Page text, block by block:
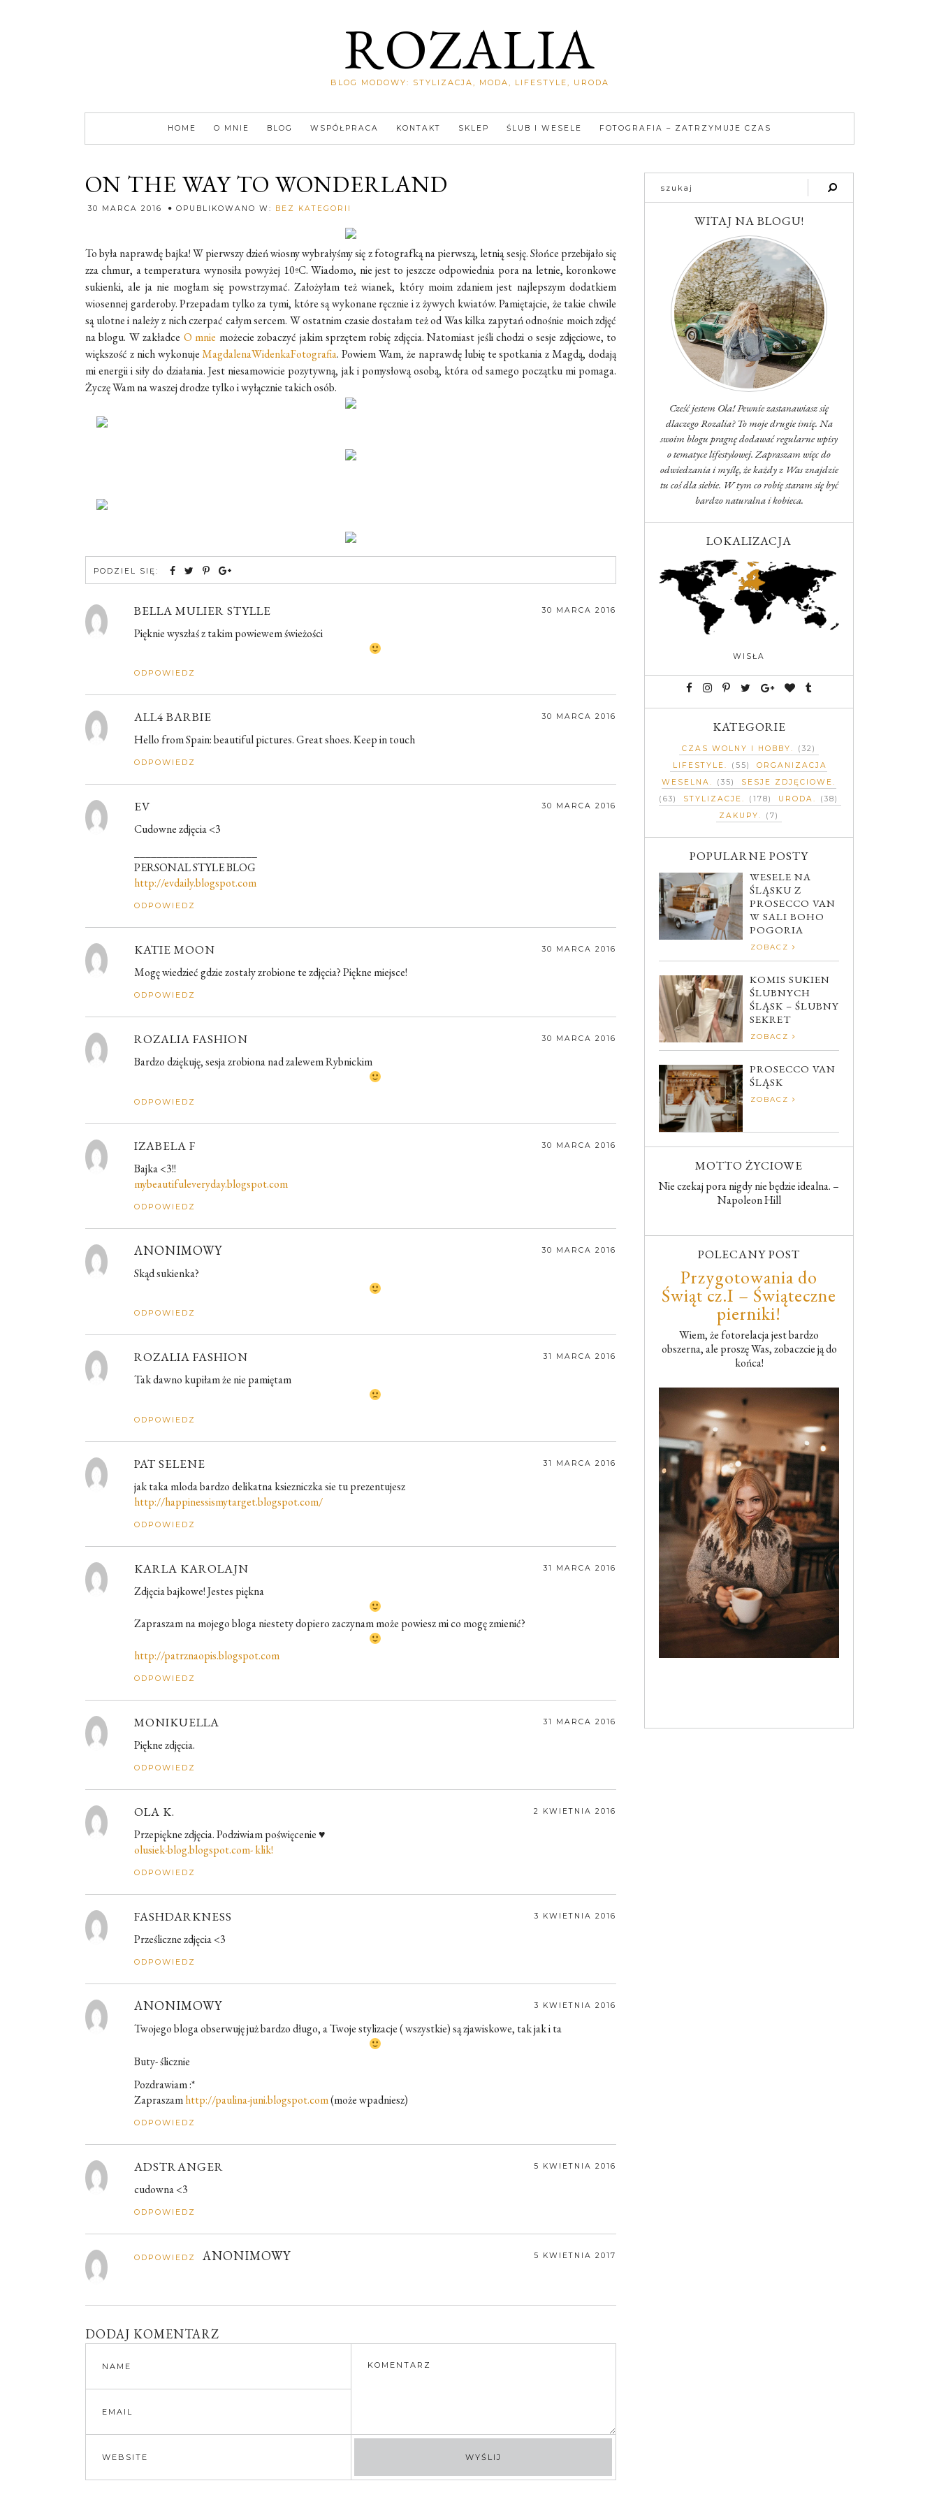
ROZALIA
BLOG MODOWY: STYLIZACJA, MODA, LIFESTYLE, URODA
HOME O MNIE BLOG WSPÓŁPRACA KONTAKT SKLEP ŚLUB I WESELE FOTOGRAFIA – ZATRZYMUJE CZAS
ON THE WAY TO WONDERLAND
30 MARCA 2016 OPUBLIKOWANO W: BEZ KATEGORII
To była naprawdę bajka! W pierwszy dzień wiosny wybrałyśmy się z fotografką na pierwszą, letnią sesję. Słońce przebijało się
zza chmur, a temperatura wynosiła powyżej 10ºC. Wiadomo, nie jest to jeszcze odpowiednia pora na letnie, koronkowe
sukienki, ale ja nie mogłam się powstrzymać. Założyłam też wianek, który moim zdaniem jest najlepszym dodatkiem
wiosennej garderoby. Przepadam tylko za tymi, które są wykonane ręcznie i z żywych kwiatów. Pamiętajcie, że takie chwile
są ulotne i należy z nich czerpać całym sercem. W ostatnim czasie dostałam też od Was kilka zapytań odnośnie moich zdjęć
na blogu. W zakładce O mnie możecie zobaczyć jakim sprzętem robię zdjęcia. Natomiast jeśli chodzi o sesje zdjęciowe, to
większość z nich wykonujeMagdalenaWidenkaFotografia. Powiem Wam, że naprawdę lubię te spotkania z Magdą, dodają
mi energii i siły do działania. Jest niesamowicie pozytywną, jak i pomysłową osobą, która od samego początku mi pomaga.
Życzę Wam na waszej drodze tylko i wyłącznie takich osób.
PODZIEL SIĘ:
BELLA MULIER STYLLE 30 MARCA 2016
Pięknie wyszłaś z takim powiewem świeżości
ODPOWIEDZ
ALL4 BARBIE 30 MARCA 2016
Hello from Spain: beautiful pictures. Great shoes. Keep in touch
ODPOWIEDZ
EV 30 MARCA 2016
Cudowne zdjęcia <3
PERSONAL STYLE BLOG
http://evdaily.blogspot.com
ODPOWIEDZ
KATIE MOON 30 MARCA 2016
Mogę wiedzieć gdzie zostały zrobione te zdjęcia? Piękne miejsce!
ODPOWIEDZ
ROZALIA FASHION 30 MARCA 2016
Bardzo dziękuję, sesja zrobiona nad zalewem Rybnickim
ODPOWIEDZ
IZABELA F 30 MARCA 2016
Bajka <3!!
mybeautifuleveryday.blogspot.com
ODPOWIEDZ
ANONIMOWY 30 MARCA 2016
Skąd sukienka?
ODPOWIEDZ
ROZALIA FASHION 31 MARCA 2016
Tak dawno kupiłam że nie pamiętam
ODPOWIEDZ
PAT SELENE 31 MARCA 2016
jak taka mloda bardzo delikatna ksiezniczka sie tu prezentujesz
http://happinessismytarget.blogspot.com/
ODPOWIEDZ
KARLA KAROLAJN 31 MARCA 2016
Zdjęcia bajkowe! Jestes piękna
Zapraszam na mojego bloga niestety dopiero zaczynam może powiesz mi co mogę zmienić?
http://patrznaopis.blogspot.com
ODPOWIEDZ
MONIKUELLA 31 MARCA 2016
Piękne zdjęcia.
ODPOWIEDZ
OLA K. 2 KWIETNIA 2016
Przepiękne zdjęcia. Podziwiam poświęcenie ♥
olusiek-blog.blogspot.com- klik!
ODPOWIEDZ
FASHDARKNESS 3 KWIETNIA 2016
Prześliczne zdjęcia <3
ODPOWIEDZ
ANONIMOWY 3 KWIETNIA 2016
Twojego bloga obserwuję już bardzo długo, a Twoje stylizacje ( wszystkie) są zjawiskowe, tak jak i ta
Buty- ślicznie
Pozdrawiam :*
Zapraszamhttp://paulina-juni.blogspot.com(może wpadniesz)
ODPOWIEDZ
ADSTRANGER 5 KWIETNIA 2016
cudowna <3
ODPOWIEDZ
ANONIMOWY 5 KWIETNIA 2017
ODPOWIEDZ
DODAJ KOMENTARZ
WITAJ NA BLOGU!
Cześć jestem Ola! Pewnie zastanawiasz się
dlaczego Rozalia? To moje drugie imię. Na
swoim blogu pragnę dodawać regularne wpisy
o tematyce lifestylowej. Zapraszam więc do
odwiedzania i myślę, że każdy z Was znajdzie
tu coś dla siebie. W tym co robię staram się być
bardzo naturalna i kobieca.
LOKALIZACJA
WISŁA
KATEGORIE
CZAS WOLNY I HOBBY
(32)
LIFESTYLE
(55)
ORGANIZACJA
WESELNA
(35)
SESJE ZDJĘCIOWE
(63)
STYLIZACJE (178) URODA
(38)
ZAKUPY
(7)
POPULARNE POSTY
WESELE NA
ŚLĄSKU Z
PROSECCO VAN
W SALI BOHO
POGORIA
ZOBACZ
KOMIS SUKIEN
ŚLUBNYCH
ŚLĄSK – ŚLUBNY
SEKRET
ZOBACZ
PROSECCO VAN
ŚLĄSK
ZOBACZ
MOTTO ŻYCIOWE
Nie czekaj pora nigdy nie będzie idealna. –
Napoleon Hill
POLECANY POST
Przygotowania do
Świąt cz.I – Świąteczne
pierniki!
Wiem, że fotorelacja jest bardzo
obszerna, ale proszę Was, zobaczcie ją do
końca!